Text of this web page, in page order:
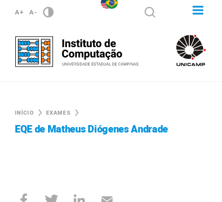
A+ A-
INÍCIO EXAMES
EQE de Matheus Diógenes Andrade